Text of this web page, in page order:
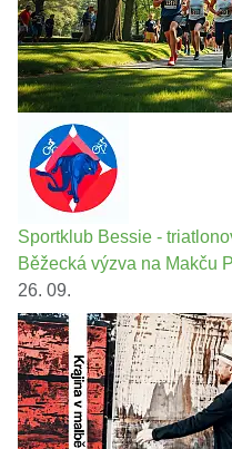
Sportklub Bessie -
Běžecká výzva na Makču
26. 09.